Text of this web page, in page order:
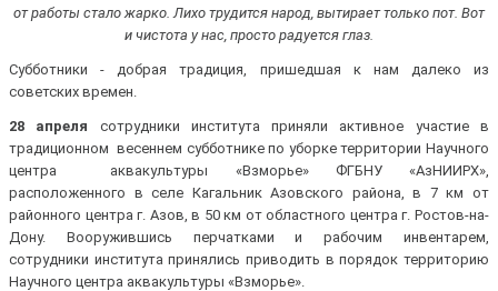
от работы стало жарко. Лихо трудится народ, вытирает только пот. Вот
и чистота у нас, просто радуется глаз.
Субботники - добрая традиция, пришедшая к нам далеко из
советских времен.
28 апреля сотрудники института приняли активное участие в
традиционном весеннем субботнике по уборке территории Научного
центра аквакультуры «Взморье» ФГБНУ «АзНИИРХ»,
расположенного в селе Кагальник Азовского района, в 7 км от
районного центра г. Азов, в 50 км от областного центра г. Ростов-на-
Дону. Вооружившись перчатками и рабочим инвентарем,
сотрудники института принялись приводить в порядок территорию
Научного центра аквакультуры «Взморье».